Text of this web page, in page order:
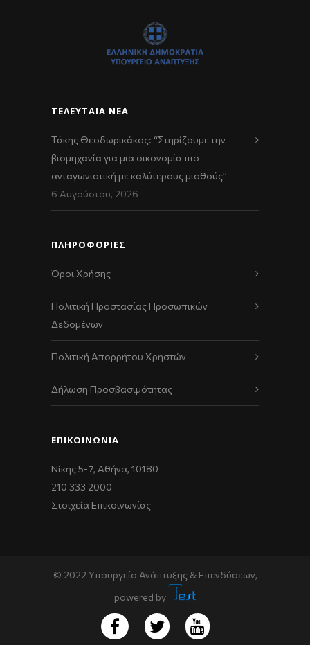
ΤΕΛΕΥΤΑΊΑ ΝΈΑ
Τάκης Θεοδωρικάκος: “Στηρίζουμε την
βιομηχανία για μια οικονομία πιο
ανταγωνιστική με καλύτερους μισθούς”
6 Αυγούστου, 2026
ΠΛΗΡΟΦΟΡΙΕΣ
Όροι Χρήσης
Πολιτική Προστασίας Προσωπικών
Δεδομένων
Πολιτική Απορρήτου Χρηστών
Δήλωση Προσβασιμότητας
ΕΠΙΚΟΙΝΩΝΊΑ
Νίκης 5-7, Αθήνα, 10180
210 333 2000
Στοιχεία Επικοινωνίας
© 2022 Υπουργείο Ανάπτυξης & Επενδύσεων,
powered by